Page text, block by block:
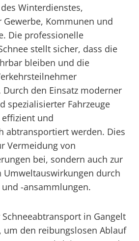
Winterdienstes,
Kommunen und
Die professionelle
stellt sicher, dass die
bleiben und die
den Einsatz moderner
spezialisierter Fahrzeuge
effizient und
abtransportiert werden. Dies
Vermeidung von
bei, sondern auch zur
durch
und -ansammlungen.
Schneeabtransport in Gangelt
um den reibungslosen Ablauf